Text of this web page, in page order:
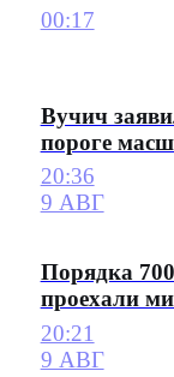
00:17
Вучич
пороге
20:36
9 АВГ
Порядка
проехали
20:21
9 АВГ